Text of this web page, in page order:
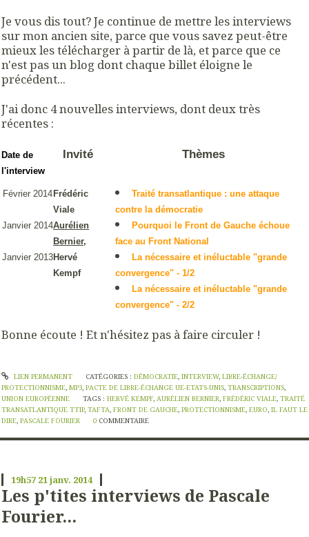
Je vous dis tout? Je continue de mettre les interviews
sur mon ancien site, parce que vous savez peut-être
mieux les télécharger à partir de là, et parce que ce
n'est pas un blog dont chaque billet éloigne le
précédent...
J'ai donc 4 nouvelles interviews, dont deux très
récentes :
Date de
l'interview
Invité Thèmes
Février 2014Frédéric
Viale
Traité transatlantique : une attaque
contre la démocratie
Janvier 2014Aurélien
Bernier,
Pourquoi le Front de Gauche échoue
face au Front National
Janvier 2013Hervé
Kempf
La nécessaire et inéluctable "grande
convergence" - 1/2
La nécessaire et inéluctable "grande
convergence" - 2/2
Bonne écoute ! Et n'hésitez pas à faire circuler !
LIEN PERMANENT CATÉGORIES : DÉMOCRATIE, INTERVIEW, LIBRE-ÉCHANGE/
PROTECTIONNISME, MP3, PACTE DE LIBRE-ÉCHANGE UE-ETATS-UNIS, TRANSCRIPTIONS,
UNION EUROPÉENNE
TAGS :HERVÉ KEMPF,AURÉLIEN BERNIER,FRÉDÉRIC VIALE,TRAITÉ
TRANSATLANTIQUE TTIP, TAFTA, FRONT DE GAUCHE, PROTECTIONNISME, EURO, IL FAUT LE
DIRE, PASCALE FOURIER 0 COMMENTAIRE
19h57 21janv. 2014
Les p'tites interviews de Pascale
Fourier...